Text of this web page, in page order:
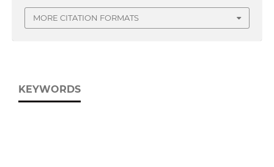
MORE CITATION FORMATS
KEYWORDS